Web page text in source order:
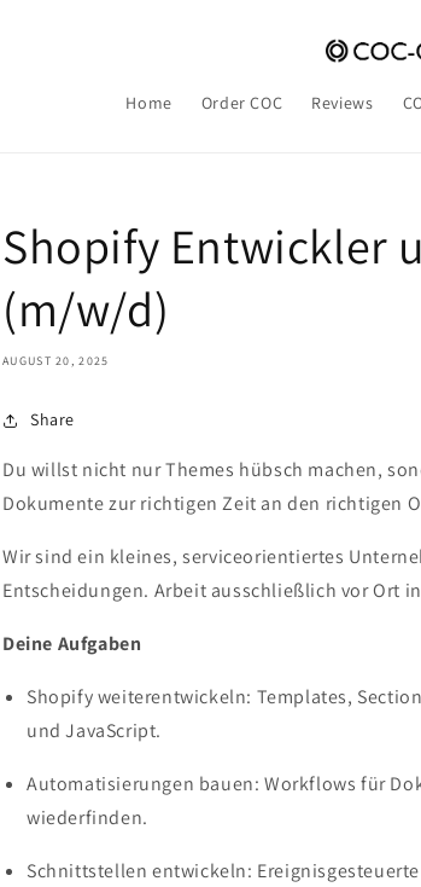
Home Order COC Reviews
Shopify Entwickler
(m/w/d)
AUGUST 20, 2025
Share
Du willst nicht nur Themes hübsch machen,
Dokumente zur richtigen Zeit an den richtigen
Wir sind ein kleines, serviceorientiertes
Entscheidungen. Arbeit ausschließlich vor Ort
Deine Aufgaben
Shopify weiterentwickeln: Templates,
und JavaScript.
Automatisierungen bauen: Workflows für
wiederfinden.
Schnittstellen entwickeln: